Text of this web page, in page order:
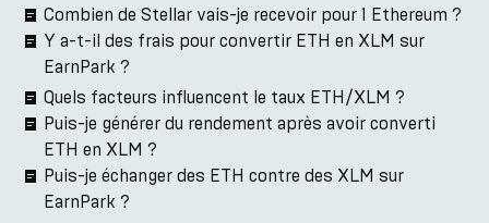
Combien de Stellar vais-je recevoir pour 1 Ethereum ?
Y a-t-il des frais pour convertir ETH en XLM sur
EarnPark ?
Quels facteurs influencent le taux ETH/XLM ?
Puis-je générer du rendement après avoir converti
ETH en XLM ?
Puis-je échanger des ETH contre des XLM sur
EarnPark ?